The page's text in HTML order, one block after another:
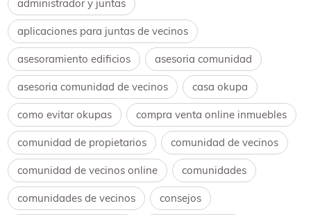
administrador y juntas
aplicaciones para juntas de vecinos
asesoramiento edificios asesoria comunidad
asesoria comunidad de vecinos casa okupa
como evitar okupas compra venta online inmuebles
comunidad de propietarios comunidad de vecinos
comunidad de vecinos online comunidades
comunidades de vecinos consejos